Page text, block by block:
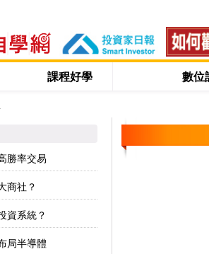
課程好學 數位
勝率交易
商社？
資系統？
局半導體